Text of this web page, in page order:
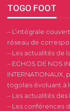
TOGO FOOT
– L’intégrale
réseau de
– Les actualités de
– ECHOS DE NOS
togolais évoluant à
– Les actualités des
– Les conférences